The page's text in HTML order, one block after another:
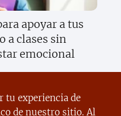
apoyar a tus
a clases sin
emocional
tu experiencia de
de nuestro sitio. Al